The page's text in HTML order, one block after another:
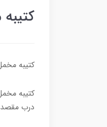
کتیبه
کتیبه
درب مقصد